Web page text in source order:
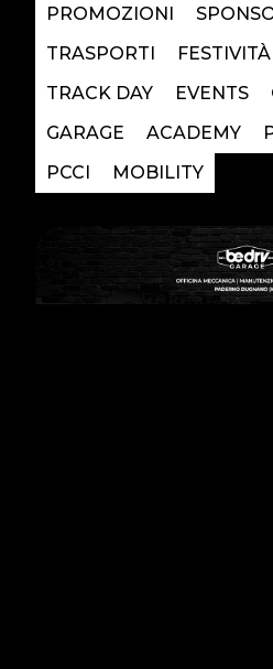
PROMOZIONI
TRASPORTI
FESTIVITÀ
TRACK DAY
EVENTS
GARAGE
ACADEMY
PCCI
MOBILITY